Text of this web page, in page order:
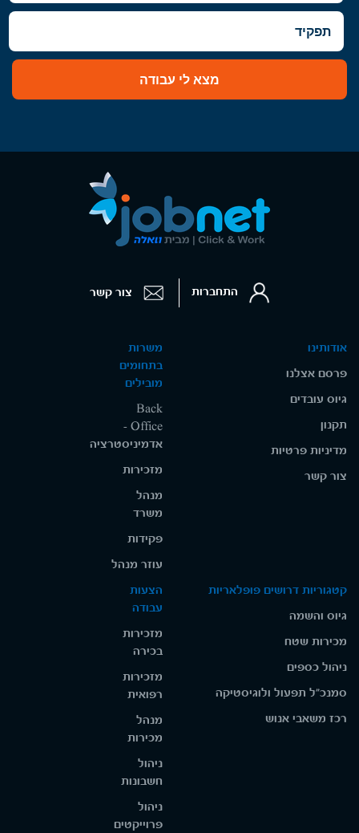
מצא לי עבודה
אודותינו
פרסם אצלנו
גיוס עובדים
תקנון
מדיניות פרטיות
צור קשר
משרות
בתחומים
מובילים
Back
Office -
אדמיניסטרציה
מזכירות
מנהל
משרד
פקידות
עוזר מנהל
קטגוריות דרושים פופלאריות
גיוס והשמה
מכירות שטח
ניהול כספים
סמנכ"ל תפעול ולוגיסטיקה
רכז משאבי אנוש
הצעות
עבודה
מזכירות
בכירה
מזכירות
רפואית
מנהל
מכירות
ניהול
חשבונות
ניהול
פרוייקטים